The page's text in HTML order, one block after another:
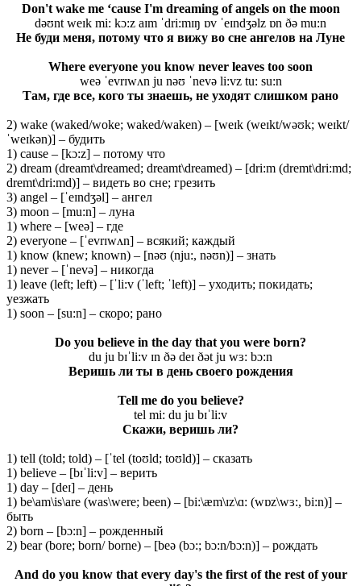
Don't wake me ‘cause I'm dreaming of angels on the moon
dəʊnt weɪk mi: kɔ:z aɪm ˈdri:mɪŋ ɒv ˈeɪndʒəlz ɒn ðə mu:n
Не буди меня, потому что я вижу во сне ангелов на Луне
Where everyone you know never leaves too soon
weə ˈevrɪwʌn ju nəʊ ˈnevə li:vz tu: su:n
Там, где все, кого ты знаешь, не уходят слишком рано
2) wake (waked/woke; waked/waken) – [weɪk (weɪkt/wəʊk; weɪkt/
ˈweɪkən)] – будить
1) cause – [kɔ:z] – потому что
2) dream (dreamt\dreamed; dreamt\dreamed) – [dri:m (dremt\dri:md;
dremt\dri:md)] – видеть во сне; грезить
3) angel – [ˈeɪndʒəl] – ангел
3) moon – [mu:n] – луна
1) where – [weə] – где
2) everyone – [ˈevrɪwʌn] – всякий; каждый
1) know (knew; known) – [nəʊ (nju:, nəʊn)] – знать
1) never – [ˈnevə] – никогда
1) leave (left; left) – [ˈli:v (ˈleft; ˈleft)] – уходить; покидать;
уезжать
1) soon – [su:n] – скоро; рано
Do you believe in the day that you were born?
du ju bɪˈli:v ɪn ðə deɪ ðət ju wɜ: bɔ:n
Веришь ли ты в день своего рождения
Tell me do you believe?
tel mi: du ju bɪˈli:v
Скажи, веришь ли?
1) tell (told; told) – [ˈtel (toʊld; toʊld)] – сказать
1) believe – [bɪˈli:v] – верить
1) day – [deɪ] – день
1) be\am\is\are (was\were; been) – [bi:\æm\ɪz\ɑ: (wɒz\wɜ:, bi:n)] –
быть
2) born – [bɔ:n] – рожденный
2) bear (bore; born/ borne) – [beə (bɔ:; bɔ:n/bɔ:n)] – рождать
And do you know that every day's the first of the rest of your